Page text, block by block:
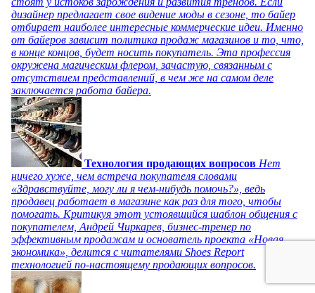
дизайнер предлагает свое видение моды в сезоне, то байер
отбирает наиболее интересные коммерческие идеи. Именно
от байеров зависит политика продаж магазинов и то, что,
в конце концов, будет носить покупатель. Эта профессия
окружена магическим флером, зачастую, связанным с
отсутствием представлений, в чем же на самом деле
заключается работа байера.
Технология продающих вопросов Нет
ничего хуже, чем встреча покупателя словами
«Здравствуйте, могу ли я чем-нибудь помочь?», ведь
продавец работает в магазине как раз для того, чтобы
помогать. Критикуя этот устоявшийся шаблон общения с
покупателем, Андрей Чиркарев, бизнес-тренер по
эффективным продажам и основатель проекта «Новая
экономика», делится с читателями Shoes Report
технологией по-настоящему продающих вопросов.